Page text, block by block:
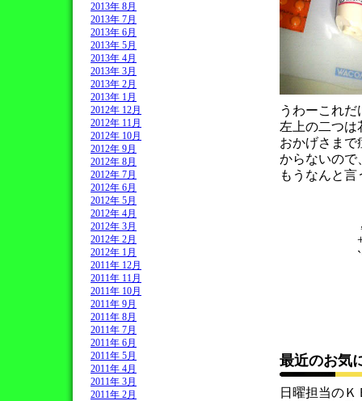
2013年 8月
2013年 7月
2013年 6月
2013年 5月
2013年 4月
2013年 3月
2013年 2月
2013年 1月
2012年 12月
2012年 11月
2012年 10月
2012年 9月
2012年 8月
2012年 7月
2012年 6月
2012年 5月
2012年 4月
2012年 3月
2012年 2月
2012年 1月
2011年 12月
2011年 11月
2011年 10月
2011年 9月
2011年 8月
2011年 7月
2011年 6月
2011年 5月
2011年 4月
2011年 3月
2011年 2月
うわーこれ
左上の二つは
おかげさまで
からないので
もうなんと言
,｡∩ *
+ (´･
`*｡ ヽ
最近のお気
日曜担当のＫ